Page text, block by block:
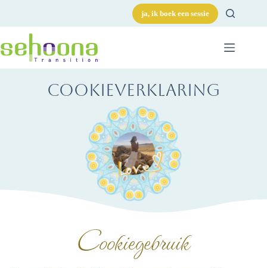
ja, ik boek een sessie
Cookieverklaring
Cookiegebruik